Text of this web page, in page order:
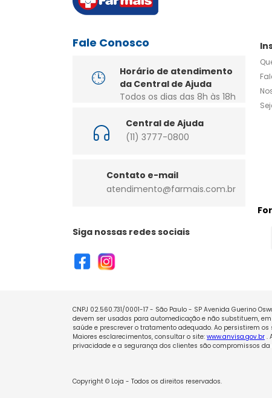
Fale Conosco
Horário de atendimento
da Central de Ajuda
Todos os dias das 8h às 18h
Central de Ajuda
(11) 3777-0800
Contato e-mail
atendimento@farmais.com.br
Siga nossas redes sociais
CNPJ 02.560.731/0001-17 - São Paulo - SP Avenida Guerino
devem ser usadas para automedicação e não substituem,
saúde e prescrever o tratamento adequado. Ao persistirem
Maiores esclarecimentos, consultar o site: www.anvisa.gov.br .
privacidade e a segurança dos clientes são compromissos
Copyright © Loja - Todos os direitos reservados.